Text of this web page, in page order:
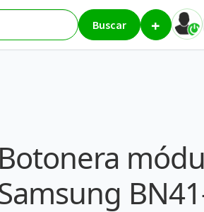
Buscar +
– Reacondicionada
Botonera